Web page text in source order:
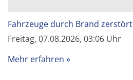
Fahrzeuge durch Brand zerstört
Freitag, 07.08.2026, 03:06 Uhr
Mehr erfahren